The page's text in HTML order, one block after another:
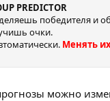
PREDICTOR
победителя и
очки.
Менять
можно